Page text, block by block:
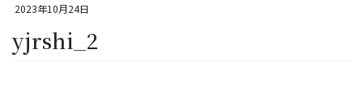
2023年10月24日
yjrshi_2